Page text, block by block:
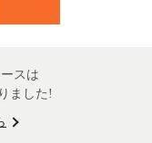
スは
ました!